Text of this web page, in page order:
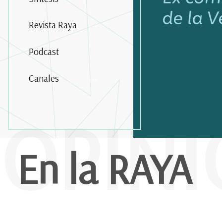
Revista Raya
Podcast
Canales
En la RAYA